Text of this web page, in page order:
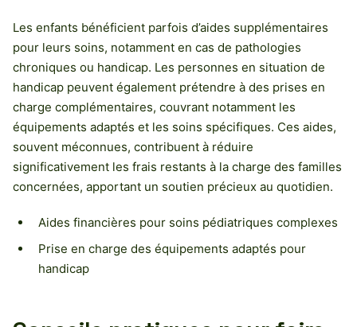
Les enfants bénéficient parfois d’aides supplémentaires
pour leurs soins, notamment en cas de pathologies
chroniques ou handicap. Les personnes en situation de
handicap peuvent également prétendre à des prises en
charge complémentaires, couvrant notamment les
équipements adaptés et les soins spécifiques. Ces aides,
souvent méconnues, contribuent à réduire
significativement les frais restants à la charge des familles
concernées, apportant un soutien précieux au quotidien.
Aides financières pour soins pédiatriques complexes
Prise en charge des équipements adaptés pour
handicap